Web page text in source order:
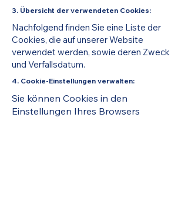
3. Übersicht der verwendeten Cookies:
Nachfolgend finden Sie eine Liste der
Cookies, die auf unserer Website
verwendet werden, sowie deren Zweck
und Verfallsdatum.
4. Cookie-Einstellungen verwalten:
Sie können Cookies in den
Einstellungen Ihres Browsers